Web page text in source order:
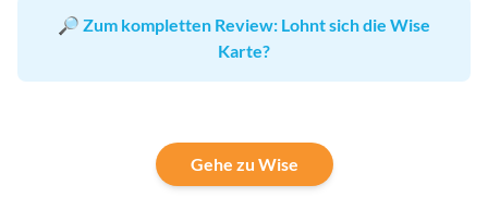
🔎 Zum kompletten Review: Lohnt sich die Wise
Karte?
Gehe zu Wise